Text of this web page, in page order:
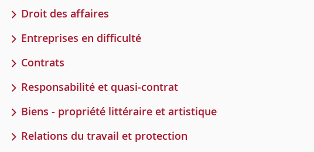
Droit des affaires
Entreprises en difficulté
Contrats
Responsabilité et quasi-contrat
Biens - propriété littéraire et artistique
Relations du travail et protection